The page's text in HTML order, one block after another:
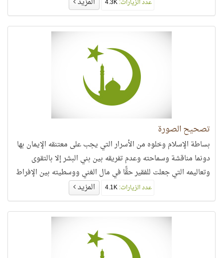
عدد الزيارات:
تصحيح الصورة
بساطة الإسلام وخلوه من الأسرار التي يجب على معتنقه الإيمان بها
دونما مناقشة وسماحته وعدم تفريقه بين بني البشر إلا بالتقوى
وتعاليمه التي جعلت للفقير حقًّا في مال الغني ووسطيته بين الإفراط
عدد الزيارات: المزيد